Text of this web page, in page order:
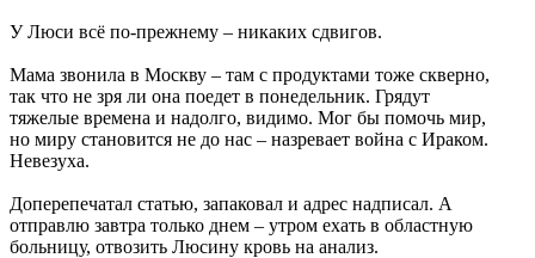
У Люси всё по-прежнему – никаких сдвигов.
Мама звонила в Москву – там с продуктами тоже скверно,
так что не зря ли она поедет в понедельник. Грядут
тяжелые времена и надолго, видимо. Мог бы помочь мир,
но миру становится не до нас – назревает война с Ираком.
Невезуха.
Доперепечатал статью, запаковал и адрес надписал. А
отправлю завтра только днем – утром ехать в областную
больницу, отвозить Люсину кровь на анализ.